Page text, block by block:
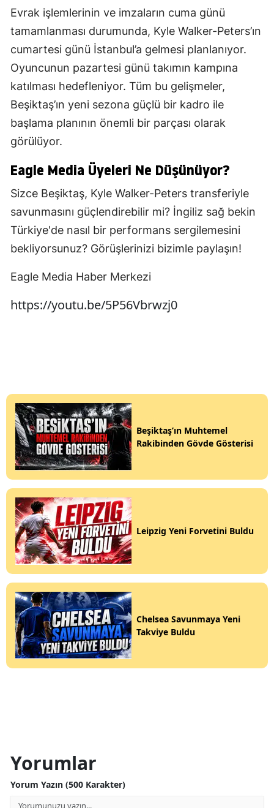
Evrak işlemlerinin ve imzaların cuma günü
tamamlanması durumunda, Kyle Walker-Peters’ın
cumartesi günü İstanbul’a gelmesi planlanıyor.
Oyuncunun pazartesi günü takımın kampına
katılması hedefleniyor. Tüm bu gelişmeler,
Beşiktaş’ın yeni sezona güçlü bir kadro ile
başlama planının önemli bir parçası olarak
görülüyor.
Eagle Media Üyeleri Ne Düşünüyor?
Sizce Beşiktaş, Kyle Walker-Peters transferiyle
savunmasını güçlendirebilir mi? İngiliz sağ bekin
Türkiye'de nasıl bir performans sergilemesini
bekliyorsunuz? Görüşlerinizi bizimle paylaşın!
Eagle Media Haber Merkezi
https://youtu.be/5P56Vbrwzj0
Beşiktaş’ın Muhtemel
Rakibinden Gövde Gösterisi
Leipzig Yeni Forvetini Buldu
Chelsea Savunmaya Yeni
Takviye Buldu
Yorumlar
Yorum Yazın (500 Karakter)